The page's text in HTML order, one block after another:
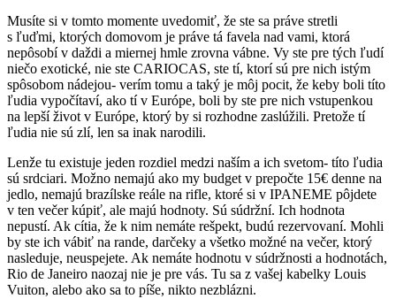
Musíte si v tomto momente uvedomiť, že ste sa práve stretli
s ľuďmi, ktorých domovom je práve tá favela nad vami, ktorá
nepôsobí v daždi a miernej hmle zrovna vábne. Vy ste pre tých ľudí
niečo exotické, nie ste CARIOCAS, ste tí, ktorí sú pre nich istým
spôsobom nádejou- verím tomu a taký je môj pocit, že keby boli títo
ľudia vypočítaví, ako tí v Európe, boli by ste pre nich vstupenkou
na lepší život v Európe, ktorý by si rozhodne zaslúžili. Pretože tí
ľudia nie sú zlí, len sa inak narodili.
Lenže tu existuje jeden rozdiel medzi naším a ich svetom- títo ľudia
sú srdciari. Možno nemajú ako my budget v prepočte 15€ denne na
jedlo, nemajú brazílske reále na rifle, ktoré si v IPANEME pôjdete
v ten večer kúpiť, ale majú hodnoty. Sú súdržní. Ich hodnota
nepustí. Ak cítia, že k nim nemáte rešpekt, budú rezervovaní. Mohli
by ste ich vábiť na rande, darčeky a všetko možné na večer, ktorý
nasleduje, neuspejete. Ak nemáte hodnotu v súdržnosti a hodnotách,
Rio de Janeiro naozaj nie je pre vás. Tu sa z vašej kabelky Louis
Vuiton, alebo ako sa to píše, nikto nezblázni.